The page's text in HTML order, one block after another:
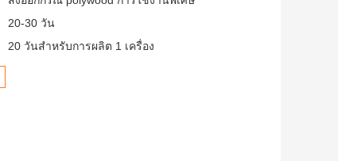
20-30 วัน
20 วันสำหรับการผลิต 1 เครื่อง